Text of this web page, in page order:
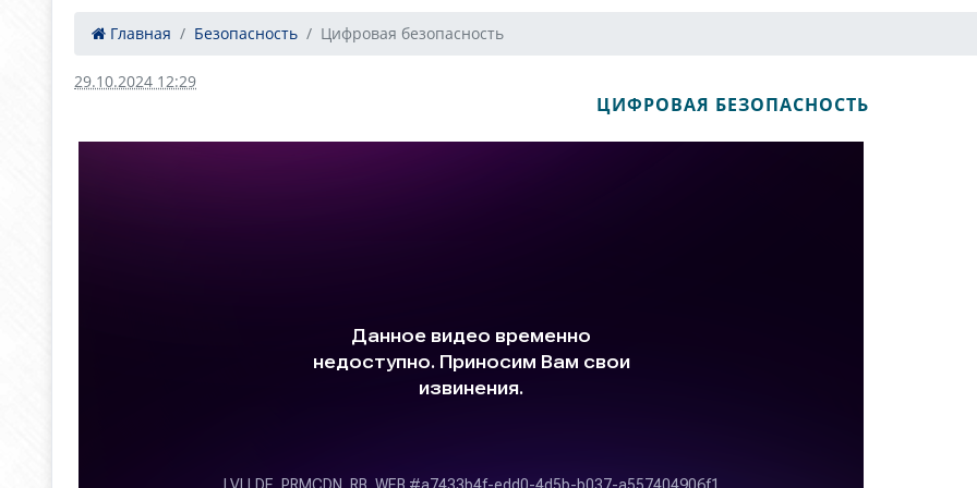
Главная Безопасность Цифровая безопасность
29.10.2024 12:29
ЦИФРОВАЯ БЕЗОПАСНОСТЬ